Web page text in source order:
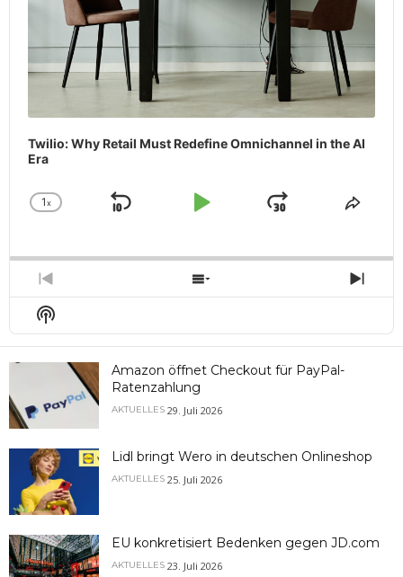
Twilio: Why Retail Must Redefine Omnichannel in the AI
Era
Change
1x
Skip
Play
Jump
Share
Previous
Episode
Show
Episodes
Next
Show
Podcast
Information
Amazon öffnet Checkout für PayPal-
Ratenzahlung
AKTUELLES 29. Juli 2026
Lidl bringt Wero in deutschen Onlineshop
AKTUELLES 25. Juli 2026
EU konkretisiert Bedenken gegen JD.com
AKTUELLES 23. Juli 2026